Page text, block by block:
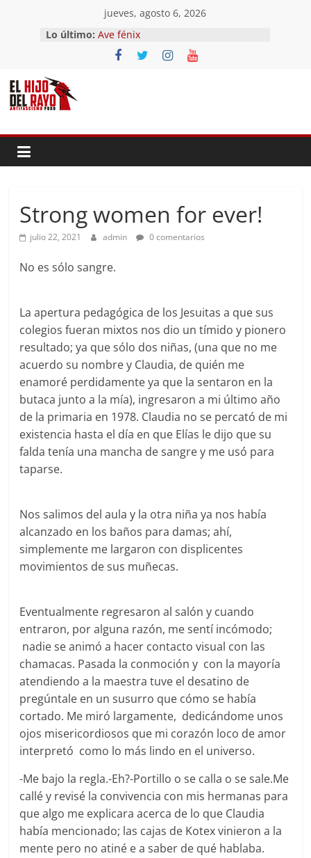
contenido
jueves, agosto 6, 2026
Lo último:
El segundo (Del II Tomo del
Pandemonium)
Ave fénix
¿Dios no existe?
Strong women for ever!
julio 22, 2021 admin 0 comentarios
No es sólo sangre.
La apertura pedagógica de los Jesuitas a que sus
colegios fueran mixtos nos dio un tímido y pionero
resultado; ya que sólo dos niñas, (una que no me
acuerdo su nombre y Claudia, de quién me
enamoré perdidamente ya que la sentaron en la
butaca junto a la mía), ingresaron a mi último año
de la primaria en 1978. Claudia no se percató de mi
existencia hasta el día en que Elías le dijo que su
falda tenía una mancha de sangre y me usó para
taparse.
Nos salimos del aula y la otra niña ya nos había
alcanzado en los baños para damas; ahí,
simplemente me largaron con displicentes
movimientos de sus muñecas.
Eventualmente regresaron al salón y cuando
entraron, por alguna razón, me sentí incómodo;
nadie se animó a hacer contacto visual con las
chamacas. Pasada la conmoción y con la mayoría
atendiendo a la maestra tuve el desatino de
pregúntale en un susurro que cómo se había
cortado. Me miró largamente, dedicándome unos
ojos misericordiosos que mi corazón loco de amor
interpretó como lo más lindo en el universo.
-Me bajo la regla.-Eh?-Portillo o se calla o se sale.Me
callé y revisé la convivencia con mis hermanas para
que algo me explicara acerca de lo que Claudia
había mencionado; las cajas de Kotex vinieron a la
mente pero no atiné e a saber de qué hablaba.